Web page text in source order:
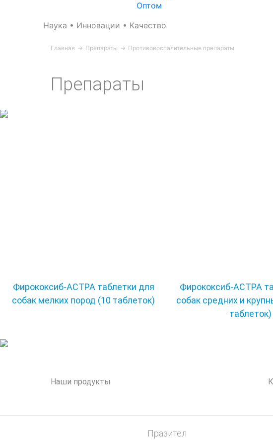
Оптом
Наука • Инновации • Качество
Главная → Препараты → Противовоспалительные препараты
Препараты
Фирококсиб-АСТРА таблетки для
собак мелких пород (10 таблеток)
Фирококсиб-АСТРА
собак средних и
таблеток)
Наши продукты
Празител